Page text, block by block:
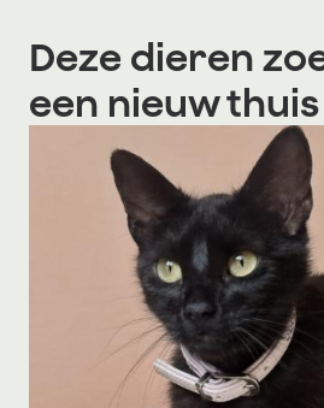
Deze dieren
een nieuw thuis